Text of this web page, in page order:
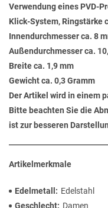
Verwendung eines PVD-
Klick-System, Ringstärke
Innendurchmesser ca. 8
Außendurchmesser ca.
Breite ca. 1,9 mm
Gewicht ca. 0,3 Gramm
Der Artikel wird in einem
Bitte beachten Sie die
ist zur besseren
Artikelmerkmale
Edelmetall
Edelstahl
Geschlecht
Damen